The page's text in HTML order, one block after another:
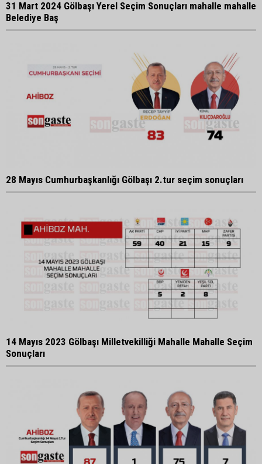
31 Mart 2024 Gölbaşı Yerel Seçim Sonuçları mahalle mahalle
Belediye Baş
28 Mayıs Cumhurbaşkanlığı Gölbaşı 2.tur seçim sonuçları
14 Mayıs 2023 Gölbaşı Milletvekilliği Mahalle Mahalle Seçim
Sonuçları